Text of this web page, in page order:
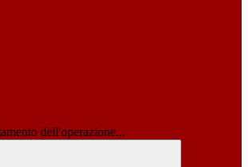
dell'operazione...